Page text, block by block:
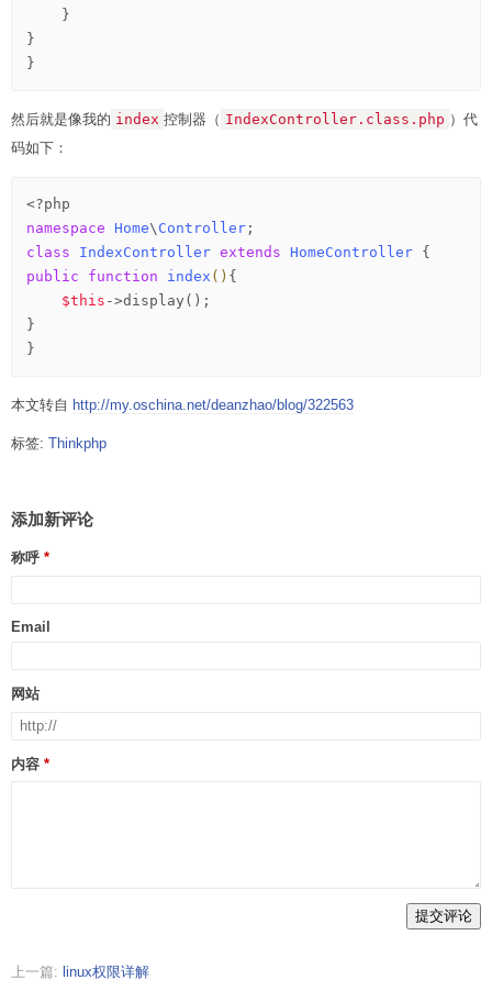
}
然后就是像我的 index 控制器（ IndexController.class.php ）代
码如下：
<?php
namespace Home\ Controller
class
IndexController extends HomeController {
public
function index () {
$this ->display();
}
本文转自 http://my.oschina.net/deanzhao/blog/322563
标签: Thinkphp
添加新评论
称呼
Email
网站
内容
提交评论
上一篇: linux权限详解